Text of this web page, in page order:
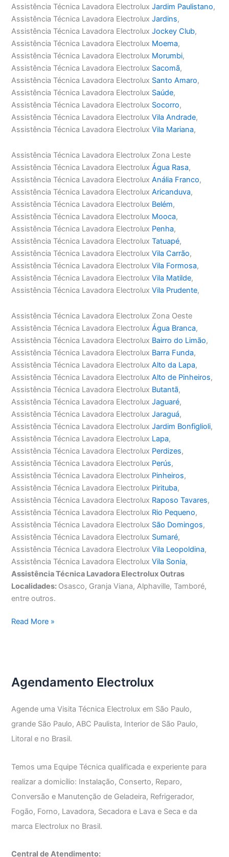
Assistência Técnica Lavadora ElectroluxJardim Paulistano,
Assistência Técnica Lavadora ElectroluxJardins,
Assistência Técnica Lavadora ElectroluxJockey Club,
Assistência Técnica Lavadora Electrolux Moema,
Assistência Técnica Lavadora Electrolux Morumbi,
Assistência Técnica Lavadora Electrolux Sacomã,
Assistência Técnica Lavadora Electrolux Santo Amaro,
Assistência Técnica Lavadora Electrolux Saúde,
Assistência Técnica Lavadora Electrolux Socorro,
Assistência Técnica Lavadora ElectroluxVila Andrade,
Assistência Técnica Lavadora ElectroluxVila Mariana,
Assistência Técnica Lavadora Electrolux Zona Leste
Assistência Técnica Lavadora ElectroluxÁgua Rasa,
Assistência Técnica Lavadora ElectroluxAnália Franco,
Assistência Técnica Lavadora ElectroluxAricanduva,
Assistência Técnica Lavadora Electrolux Belém,
Assistência Técnica Lavadora Electrolux Mooca,
Assistência Técnica Lavadora Electrolux Penha,
Assistência Técnica Lavadora ElectroluxTatuapé,
Assistência Técnica Lavadora ElectroluxVila Carrão,
Assistência Técnica Lavadora ElectroluxVila Formosa,
Assistência Técnica Lavadora ElectroluxVila Matilde,
Assistência Técnica Lavadora ElectroluxVila Prudente,
Assistência Técnica Lavadora Electrolux Zona Oeste
Assistência Técnica Lavadora ElectroluxÁgua Branca,
Assistência Técnica Lavadora Electrolux Bairro do Limão,
Assistência Técnica Lavadora Electrolux Barra Funda,
Assistência Técnica Lavadora ElectroluxAlto da Lapa,
Assistência Técnica Lavadora ElectroluxAlto de Pinheiros,
Assistência Técnica Lavadora Electrolux Butantã,
Assistência Técnica Lavadora ElectroluxJaguaré,
Assistência Técnica Lavadora ElectroluxJaraguá,
Assistência Técnica Lavadora ElectroluxJardim Bonfiglioli,
Assistência Técnica Lavadora Electrolux Lapa,
Assistência Técnica Lavadora Electrolux Perdizes,
Assistência Técnica Lavadora Electrolux Perús,
Assistência Técnica Lavadora Electrolux Pinheiros,
Assistência Técnica Lavadora Electrolux Pirituba,
Assistência Técnica Lavadora Electrolux Raposo Tavares,
Assistência Técnica Lavadora Electrolux Rio Pequeno,
Assistência Técnica Lavadora Electrolux São Domingos,
Assistência Técnica Lavadora Electrolux Sumaré,
Assistência Técnica Lavadora ElectroluxVila Leopoldina,
Assistência Técnica Lavadora ElectroluxVila Sonia,
Assistência Técnica Lavadora Electrolux Outras
Localidades: Osasco, Granja Viana, Alphaville, Tamboré,
entre outros.
Assistência
Read More »
Agendamento Electrolux
Agende uma Visita Técnica Electrolux em São Paulo,
grande São Paulo, ABC Paulista, Interior de São Paulo,
Litoral e no Brasil.
Temos uma Equipe Técnica qualificada e experiente para
realizar a domicílio: Instalação, Conserto, Reparo,
Conversão e Manutenção de Geladeira, Refrigerador,
Fogão, Forno, Lavadora, Secadora e Lava e Seca e da
marca Electrolux no Brasil.
Central de Atendimento: